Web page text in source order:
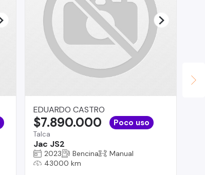
EDUARDO CASTRO
Talca
Jac JS2
$7.890.000 Poco uso
2023 Bencina
Manual
43000 km